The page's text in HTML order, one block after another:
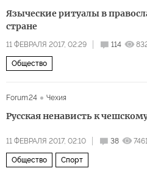
Языческие ритуалы в
стране
11 ФЕВРАЛЯ 2017, 02:29 114
Общество
Forum24 Чехия
Русская ненависть к
11 ФЕВРАЛЯ 2017, 02:10 38 7461
Общество Спорт